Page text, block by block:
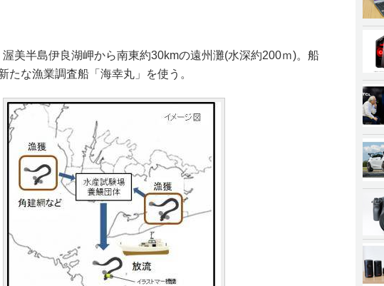
美半島伊良湖岬から南東約30kmの遠州灘(水深約200ｍ)。船
たな漁業調査船「海幸丸」を使う。